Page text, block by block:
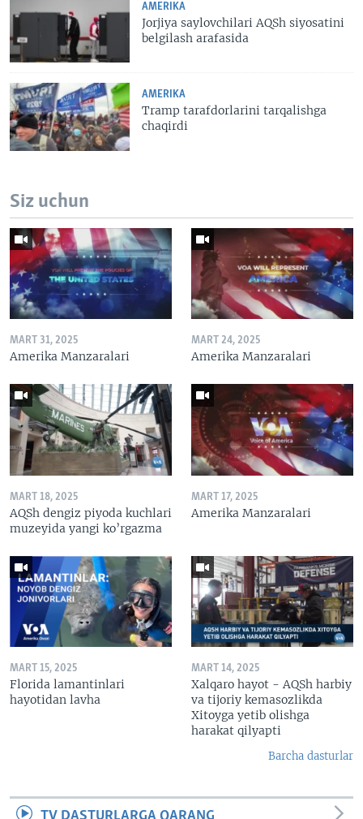
AMERIKA
Jorjiya saylovchilari AQSh siyosatini
belgilash arafasida
AMERIKA
Tramp tarafdorlarini tarqalishga
chaqirdi
Siz uchun
MART 31, 2025
Amerika Manzaralari
MART 24, 2025
Amerika Manzaralari
MART 18, 2025
AQSh dengiz piyoda kuchlari
muzeyida yangi ko’rgazma
MART 17, 2025
Amerika Manzaralari
MART 15, 2025
Florida lamantinlari
hayotidan lavha
MART 14, 2025
Xalqaro hayot - AQSh harbiy
va tijoriy kemasozlikda
Xitoyga yetib olishga
harakat qilyapti
Barcha dasturlar